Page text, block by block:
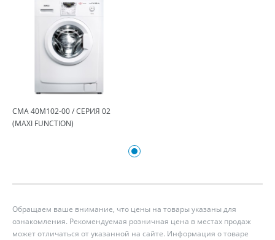
СМА 40М102-00 / СЕРИЯ 02
(MAXI FUNCTION)
Обращаем ваше внимание, что цены на товары указаны для
ознакомления. Рекомендуемая розничная цена в местах продаж
может отличаться от указанной на сайте. Информация о товаре